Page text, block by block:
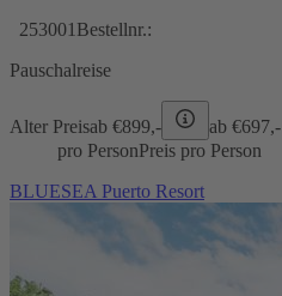
253001 Bestellnr.:
Pauschalreise
Alter Preisab €899,- ab €697,-
pro PersonPreis pro Person
BLUESEA Puerto Resort